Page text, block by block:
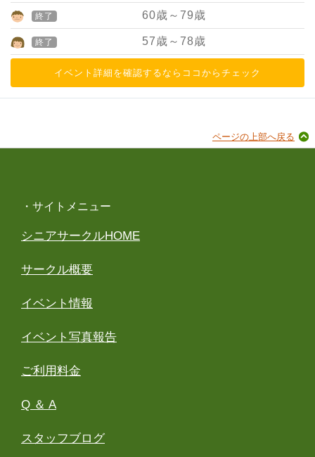
終了 60歳～79歳
終了 57歳～78歳
イベント詳細を確認するならココからチェック
ページの上部へ戻る
・サイトメニュー
シニアサークルHOME
サークル概要
イベント情報
イベント写真報告
ご利用料金
Q ＆ A
スタッフブログ